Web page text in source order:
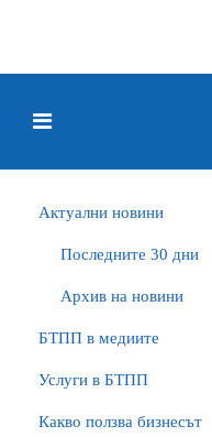
Актуални новини
Последните 30 дни
Архив на новини
БTПП в медиите
Услуги в БТПП
Какво ползва бизнесът